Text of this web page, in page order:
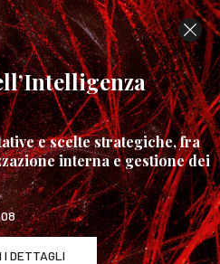
e scelte strategiche, fra
interna e gestione dei
I DETTAGLI